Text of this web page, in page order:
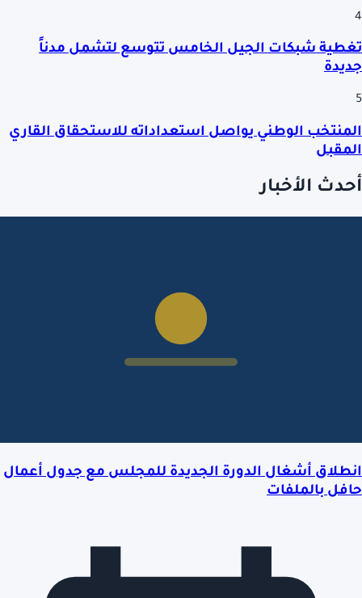
4
تغطية شبكات الجيل الخامس تتوسع لتشمل مدناً
جديدة
5
المنتخب الوطني يواصل استعداداته للاستحقاق القاري
المقبل
أحدث الأخبار
انطلاق أشغال الدورة الجديدة للمجلس مع جدول أعمال
حافل بالملفات